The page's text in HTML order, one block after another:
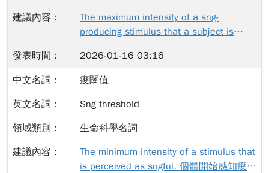
The maximum intensity of a sng-
producing stimulus that a subject is
體在特定情境下可接受之最大痠刺激強
度。
2026-01-16 03:16
痠閾值
Sng threshold
生命科學名詞
The minimum intensity of a stimulus that
is perceived as sngful. 個體開始感知痠刺